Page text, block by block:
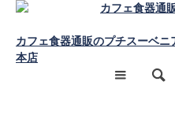
カフェ食器通販のプチスーベニ
本店